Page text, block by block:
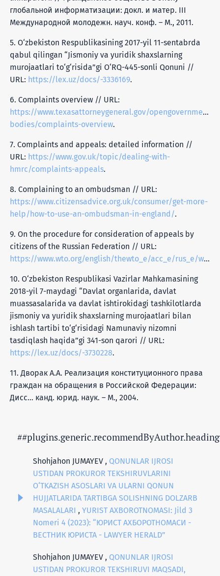
глобальной информатизации: докл. и матер. III
Международной молодежн. науч. конф. – М., 2011.
5. O‘zbekiston Respublikasining 2017-yil 11-sentabrda
qabul qilingan “Jismoniy va yuridik shaxslarning
murojaatlari to‘g‘risida”gi O‘RQ-445-sonli Qonuni //
URL: https://lex.uz/docs/-3336169.
6. Complaints overview // URL:
https://www.texasattorneygeneral.gov/opengovernment/
bodies/complaints-overview.
7. Complaints and appeals: detailed information //
URL: https://www.gov.uk/topic/dealing-with-
hmrc/complaints-appeals.
8. Complaining to an ombudsman // URL:
https://www.citizensadvice.org.uk/consumer/get-more-
help/how-to-use-an-ombudsman-in-england/.
9. On the procedure for consideration of appeals by
citizens of the Russian Federation // URL:
https://www.wto.org/english/thewto_e/acc_e/rus_e/wtaccrus48a8_leg_3.pdf
10. O‘zbekiston Respublikasi Vazirlar Mahkamasining
2018-yil 7-maydagi “Davlat organlarida, davlat
muassasalarida va davlat ishtirokidagi tashkilotlarda
jismoniy va yuridik shaxslarning murojaatlari bilan
ishlash tartibi to‘g‘risidagi Namunaviy nizomni
tasdiqlash haqida”gi 341-son qarori // URL:
https://lex.uz/docs/-3730228.
11. Дворак А.А. Реализация конституционного права
граждан на обращения в Российской Федерации:
Дисс… канд. юрид. наук. – М., 2004.
Shohjahon JUMAYEV , QONUNLAR IJROSI
USTIDAN PROKUROR TEKSHIRUVLARINI
O‘TKAZISH ASOSLARI VA ULARNI QONUN
HUJJATLARIDA TARTIBGA SOLISHNING DOLZARB
MASALALARI , YURIST AXBOROTNOMASI: Jild 3
Nomeri 4 (2023): “ЮРИСТ АХБОРОТНОМАСИ -
ВЕСТНИК ЮРИСТА - LAWYER HERALD”
Shohjahon JUMAYEV , QONUNLAR IJROSI
USTIDAN PROKUROR TEKSHIRUVI MAQSADI,